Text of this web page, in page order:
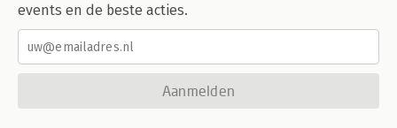
events en de beste acties.
Aanmelden